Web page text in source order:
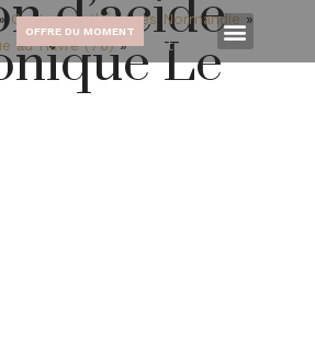
OFFRE DU MOMENT
d’acide
Le
»Centres esthétiques Normandie»
au Havre (76)»Injection d’acide
d'acide